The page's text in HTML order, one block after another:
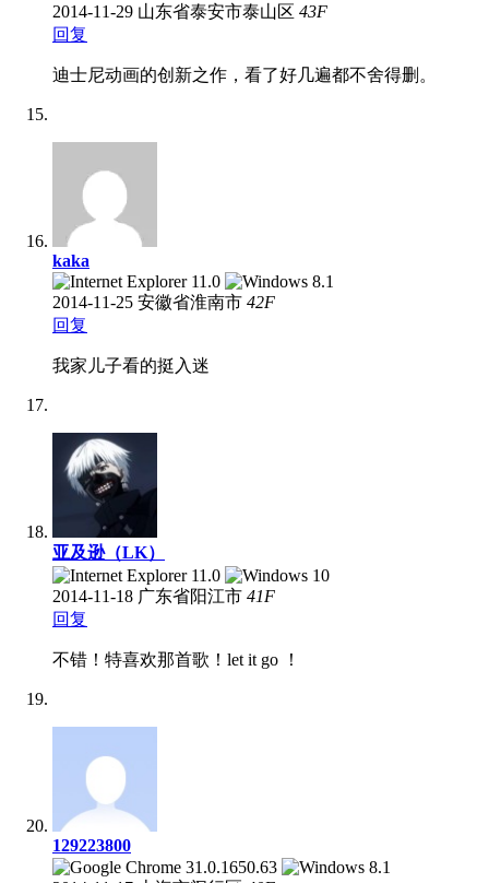
2014-11-29 山东省泰安市泰山区 43F
回复
迪士尼动画的创新之作，看了好几遍都不舍得删。
kaka
2014-11-25 安徽省淮南市 42F
回复
我家儿子看的挺入迷
亚及逊（LK）
2014-11-18 广东省阳江市 41F
回复
不错！特喜欢那首歌！let it go ！
129223800